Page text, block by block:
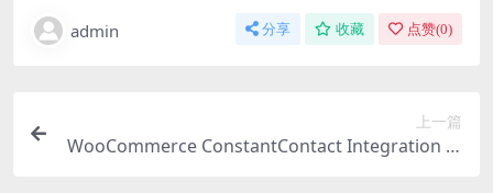
admin 分享 收藏 点赞(0)
上一篇
WooCommerce ConstantContact Integration W